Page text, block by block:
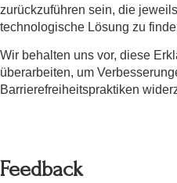
zurückzuführen sein, die
technologische Lösung zu
Wir behalten uns vor, diese
überarbeiten, um
Barrierefreiheitspraktiken
Feedback